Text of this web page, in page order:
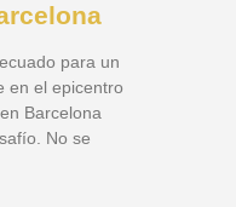
para un
en el epicentro
Barcelona
No se